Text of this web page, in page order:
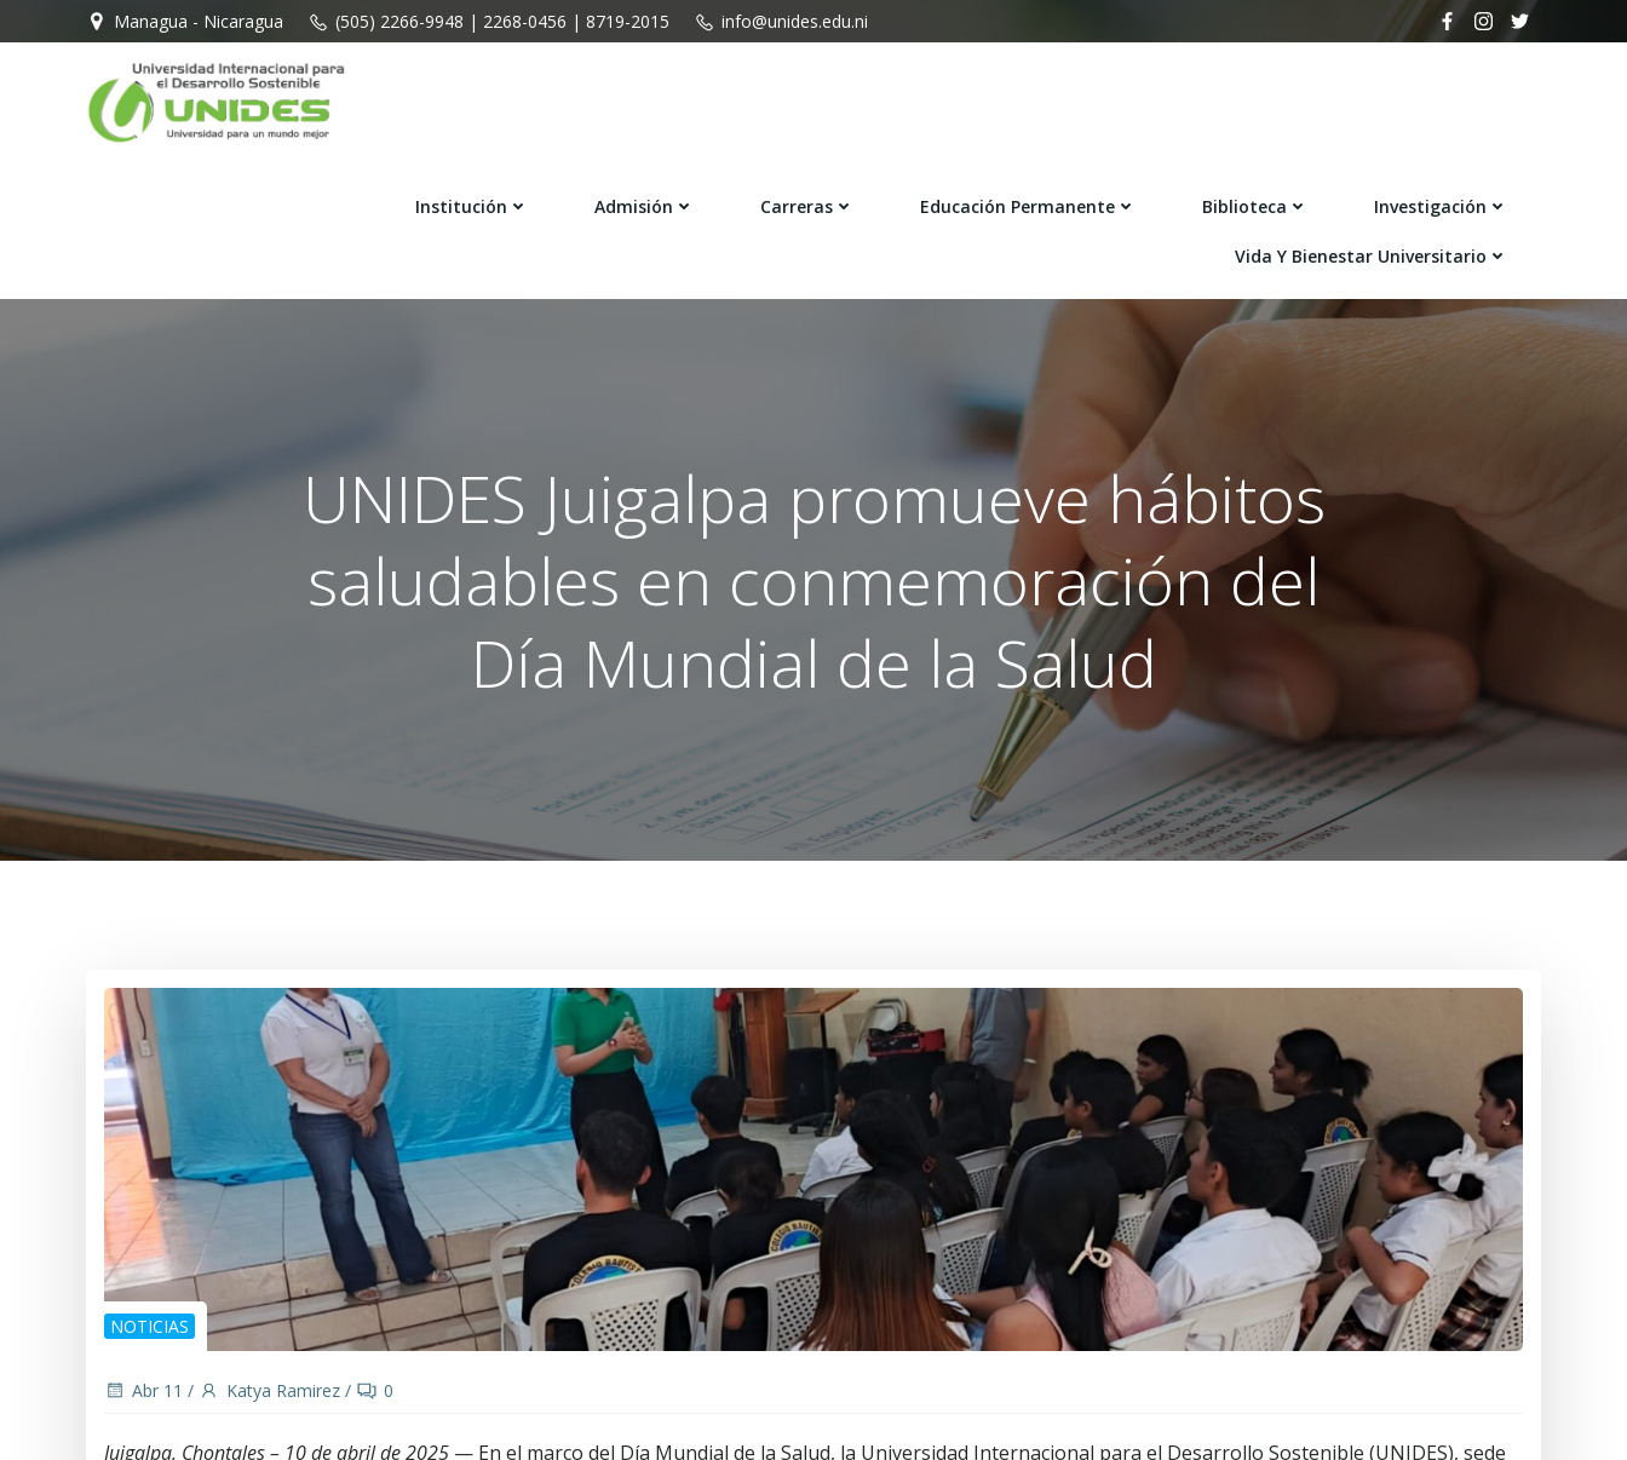
al
Managua - Nicaragua (505) 2266-9948 | 2268-0456 | 8719-2015 info@unides.edu.ni
Institución Admisión Carreras Educación Permanente Biblioteca Investigación
Vida Y Bienestar Universitario
UNIDES Juigalpa promueve hábitos
saludables en conmemoración del
Día Mundial de la Salud
NOTICIAS
Abr 11 / Katya Ramirez / 0
Juigalpa, Chontales – 10 de abril de 2025 — En el marco del Día Mundial de la Salud, la Universidad Internacional para el Desarrollo Sostenible (UNIDES), sede